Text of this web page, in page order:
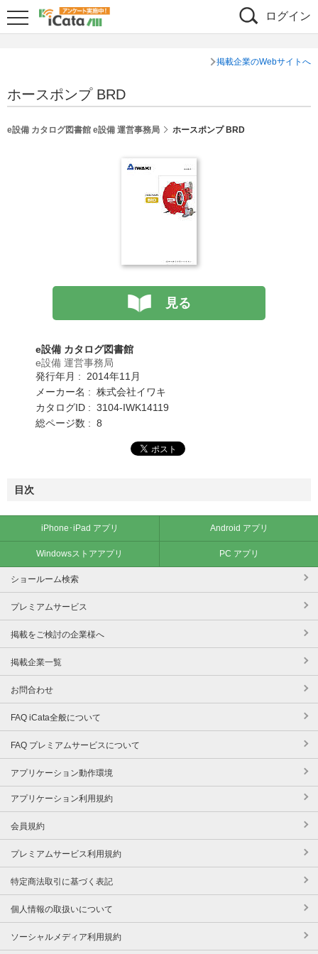
ログイン
掲載企業のWebサイトへ
ホースポンプ BRD
e設備 カタログ図書館 e設備 運営事務局 ホースポンプ BRD
見る
e設備 カタログ図書館
e設備 運営事務局
発行年月 : 2014年11月
メーカー名 : 株式会社イワキ
カタログID : 3104-IWK14119
総ページ数 : 8
目次
iPhone･iPad アプリ Android アプリ
Windowsストアアプリ PC アプリ
ショールーム検索
プレミアムサービス
掲載をご検討の企業様へ
掲載企業一覧
お問合わせ
FAQ iCata全般について
FAQ プレミアムサービスについて
アプリケーション動作環境
アプリケーション利用規約
会員規約
プレミアムサービス利用規約
特定商法取引に基づく表記
個人情報の取扱いについて
ソーシャルメディア利用規約